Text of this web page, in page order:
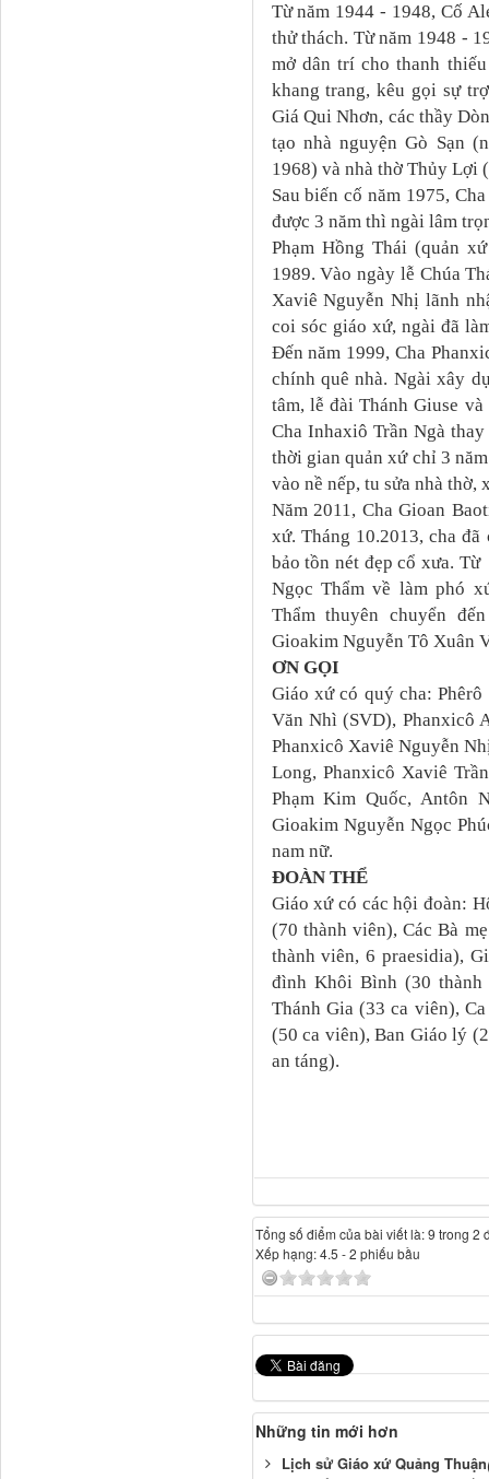
Từ năm 1944 - 1948, Cố
thử thách. Từ năm 1948 -
mở dân trí cho thanh
khang trang, kêu gọi sự
Giá Qui Nhơn, các thầyD
tạo nhà nguyện Gò Sạn
1968) và nhà thờ Thủy Lợi
Sau biến cố năm 1975,
được 3 năm thì ngài lâm
Phạm Hồng Thái (quản
1989. Vào ngày lễ Chúa
Xaviê Nguyễn Nhị lãnh
coi sóc giáo xứ, ngài đã
Đến năm 1999, Cha
chính quê nhà. Ngài xây
tâm, lễ đài Thánh Giuse
Cha Inhaxiô Trần Ngà
thời gian quản xứ chỉ 3
vào nề nếp, tu sửa nhà thờ,
Năm 2011, Cha Gioan
xứ. Tháng 10.2013, cha
bảo tồn nét đẹp cổ xưa.
Ngọc Thẩm về làm phó
Thẩm thuyên chuyển
Gioakim Nguyễn Tô Xuân
ƠN GỌI
Giáo xứ có quý cha:
Văn Nhì (SVD), Phanxicô
Phanxicô Xaviê Nguyễn
Long, Phanxicô Xaviê
Phạm Kim Quốc, Antôn
Gioakim Nguyễn Ngọc
nam nữ.
ĐOÀN THỂ
Giáo xứ có các hội đoàn:
(70 thành viên), Các Bà
thành viên, 6 praesidia),
đình Khôi Bình (30 thành
Thánh Gia (33 ca viên),
(50 ca viên), Ban Giáo lý
an táng).
Tổng số điểm của bài viết là: 9 trong 2
Xếp hạng:4.5 -2 phiếu bầu
Những tin mới hơn
Lịch sử Giáo xứ Quảng Thuận